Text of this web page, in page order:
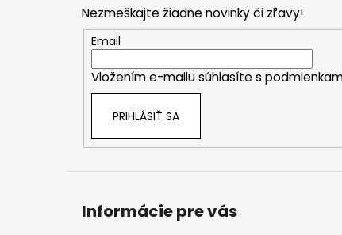
Nezmeškajte žiadne novinky či zľavy!
Email
Vložením e-mailu súhlasíte s
PRIHLÁSIŤ SA
Informácie pre vás